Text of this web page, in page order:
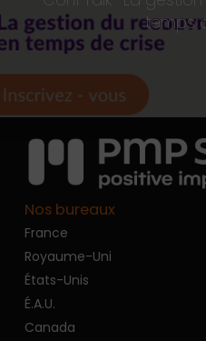
temps
Nos bureaux
France
Royaume-Uni
États-Unis
É.A.U.
Canada